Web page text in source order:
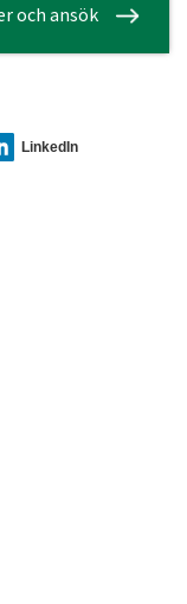
och ansök
LinkedIn